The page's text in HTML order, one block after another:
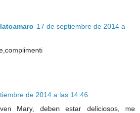
17 de septiembre de 2014 a
de 2014 a las 14:46
Mary, deben estar deliciosos, me